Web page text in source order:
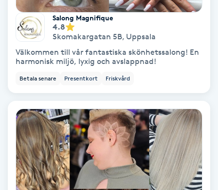
Ny frisyr
Olaplex
Ombre brows
Ombre naglar
Optiker
Salong Magnifique
4.8
Skomakargatan 5B, Uppsala
Välkommen till vår fantastiska skönhetssalong! En
harmonisk miljö, lyxig och avslappnad!
Betala senare Presentkort Friskvård